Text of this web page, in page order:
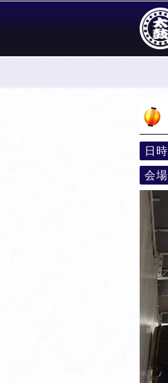
日時
会場